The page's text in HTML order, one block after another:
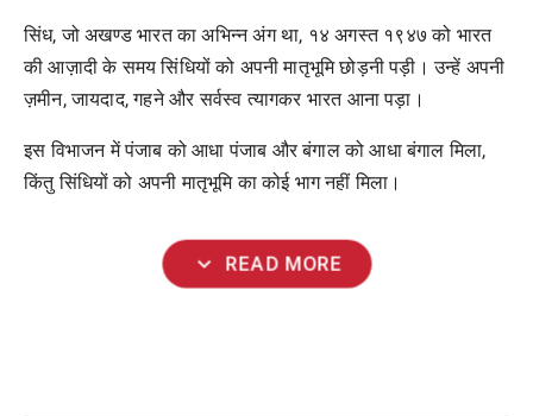
सिंध, जो अखण्ड भारत का अभिन्न अंग था, १४ अगस्त १९४७ को भारत
की आज़ादी के समय सिंधियों को अपनी मातृभूमि छोड़नी पड़ी। उन्हें अपनी
ज़मीन, जायदाद, गहने और सर्वस्व त्यागकर भारत आना पड़ा।
इस विभाजन में पंजाब को आधा पंजाब और बंगाल को आधा बंगाल मिला,
किंतु सिंधियों को अपनी मातृभूमि का कोई भाग नहीं मिला।
expand_more READ MORE